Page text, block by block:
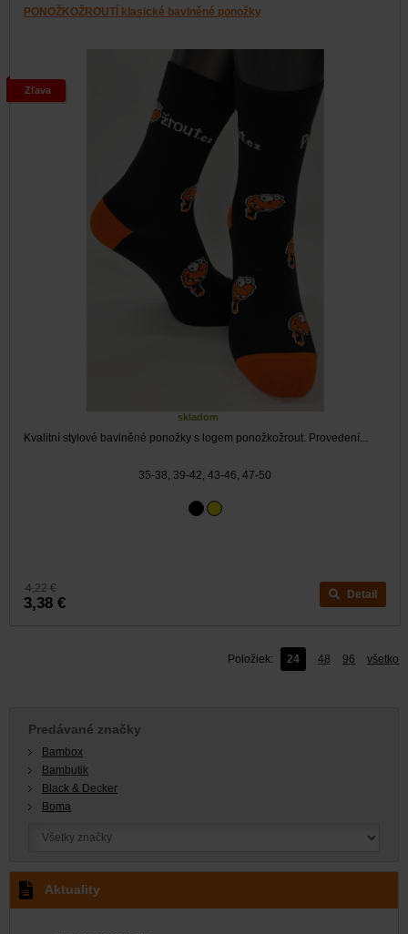
PONOŽKOŽROUTÍ klasické bavlněné ponožky
skladom
Kvalitní stylové bavlněné ponožky s logem ponožkožrout. Provedení...
35-38, 39-42, 43-46, 47-50
Zľava
4,22 €
3,38 € Detail
Položiek: 24 48 96 všetko
Predávané značky
Bambox
Bambutik
Black & Decker
Boma
Aktuality